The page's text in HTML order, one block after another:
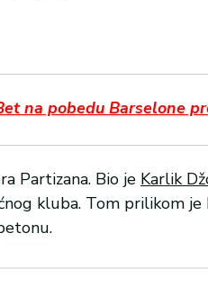
na pobedu Barselone
Partizana. Bio je Karlik
kluba. Tom prilikom